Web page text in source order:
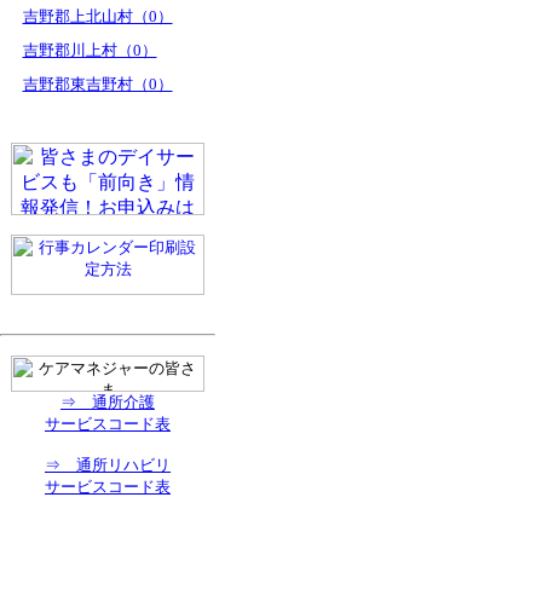
吉野郡上北山村（0）
吉野郡川上村（0）
吉野郡東吉野村（0）
⇒ 通所介護
サービスコード表
⇒ 通所リハビリ
サービスコード表